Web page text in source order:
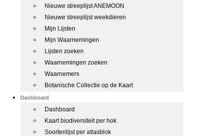
Nieuwe streeplijst ANEMOON
Nieuwe streeplijst weekdieren
Mijn Lijsten
Mijn Waarnemingen
Lijsten zoeken
Waarnemingen zoeken
Waarnemers
Botanische Collectie op de Kaart
Dashboard
Dashboard
Kaart biodiversiteit per hok
Soortenlijst per atlasblok